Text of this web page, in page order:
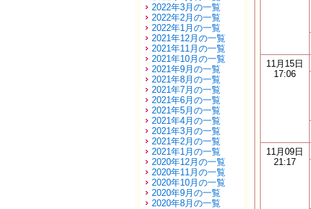
2022年3月の一覧
2022年2月の一覧
2022年1月の一覧
2021年12月の一覧
2021年11月の一覧
2021年10月の一覧
2021年9月の一覧
2021年8月の一覧
2021年7月の一覧
2021年6月の一覧
2021年5月の一覧
2021年4月の一覧
2021年3月の一覧
2021年2月の一覧
2021年1月の一覧
2020年12月の一覧
2020年11月の一覧
2020年10月の一覧
2020年9月の一覧
2020年8月の一覧
11月15日
17:06
11月09日
21:17